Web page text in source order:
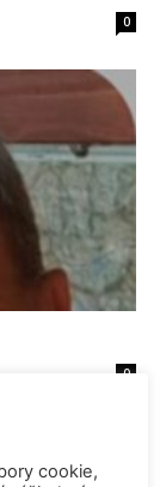
0
0
cookie,